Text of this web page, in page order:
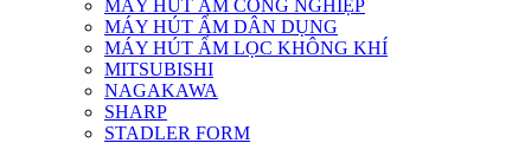
MÁY HÚT ẨM CÔNG NGHIỆP
MÁY HÚT ẨM DÂN DỤNG
MÁY HÚT ẨM LỌC KHÔNG KHÍ
MITSUBISHI
NAGAKAWA
SHARP
STADLER FORM